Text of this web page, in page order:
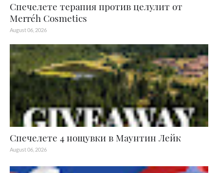
Спечелете терапия против целулит от
Merréh Cosmetics
August 06, 2026
Спечелете 4 нощувки в Маунтин Лейк
August 06, 2026